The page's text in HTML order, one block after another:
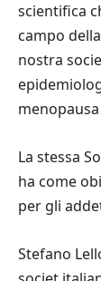
scientifica
campo
nostra
La stessa
ha come
per gli
Stefano